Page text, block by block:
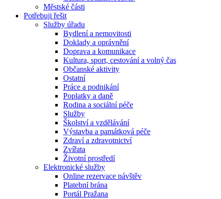
Městské části
Potřebuji řešit
Služby úřadu
Bydlení a nemovitosti
Doklady a oprávnění
Doprava a komunikace
Kultura, sport, cestování a volný čas
Občanské aktivity
Ostatní
Práce a podnikání
Poplatky a daně
Rodina a sociální péče
Služby
Školství a vzdělávání
Výstavba a památková péče
Zdraví a zdravotnictví
Zvířata
Životní prostředí
Elektronické služby
Online rezervace návštěv
Platební brána
Portál Pražana